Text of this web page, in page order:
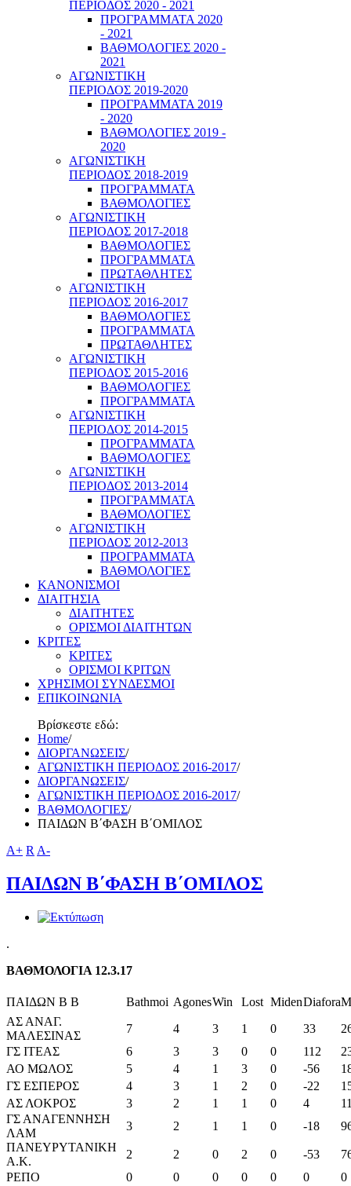
ΠΕΡΙΟΔΟΣ 2020 - 2021
ΠΡΟΓΡΑΜΜΑΤΑ 2020
- 2021
ΒΑΘΜΟΛΟΓΙΕΣ 2020 -
2021
ΑΓΩΝΙΣΤΙΚΗ
ΠΕΡΙΟΔΟΣ 2019-2020
ΠΡΟΓΡΑΜΜΑΤΑ 2019
- 2020
ΒΑΘΜΟΛΟΓΙΕΣ 2019 -
2020
ΑΓΩΝΙΣΤΙΚΗ
ΠΕΡΙΟΔΟΣ 2018-2019
ΠΡΟΓΡΑΜΜΑΤΑ
ΒΑΘΜΟΛΟΓΙΕΣ
ΑΓΩΝΙΣΤΙΚΗ
ΠΕΡΙΟΔΟΣ 2017-2018
ΒΑΘΜΟΛΟΓΙΕΣ
ΠΡΟΓΡΑΜΜΑΤΑ
ΠΡΩΤΑΘΛΗΤΕΣ
ΑΓΩΝΙΣΤΙΚΗ
ΠΕΡΙΟΔΟΣ 2016-2017
ΒΑΘΜΟΛΟΓΙΕΣ
ΠΡΟΓΡΑΜΜΑΤΑ
ΠΡΩΤΑΘΛΗΤΕΣ
ΑΓΩΝΙΣΤΙΚΗ
ΠΕΡΙΟΔΟΣ 2015-2016
ΒΑΘΜΟΛΟΓΙΕΣ
ΠΡΟΓΡΑΜΜΑΤΑ
ΑΓΩΝΙΣΤΙΚΗ
ΠΕΡΙΟΔΟΣ 2014-2015
ΠΡΟΓΡΑΜΜΑΤΑ
ΒΑΘΜΟΛΟΓΙΕΣ
ΑΓΩΝΙΣΤΙΚΗ
ΠΕΡΙΟΔΟΣ 2013-2014
ΠΡΟΓΡΑΜΜΑΤΑ
ΒΑΘΜΟΛΟΓΙΕΣ
ΑΓΩΝΙΣΤΙΚΗ
ΠΕΡΙΟΔΟΣ 2012-2013
ΠΡΟΓΡΑΜΜΑΤΑ
ΒΑΘΜΟΛΟΓΙΕΣ
ΚΑΝΟΝΙΣΜΟΙ
ΔΙΑΙΤΗΣΙΑ
ΔΙΑΙΤΗΤΕΣ
ΟΡΙΣΜΟΙ ΔΙΑΙΤΗΤΩΝ
ΚΡΙΤΕΣ
ΚΡΙΤΕΣ
ΟΡΙΣΜΟΙ ΚΡΙΤΩΝ
ΧΡΗΣΙΜΟΙ ΣΥΝΔΕΣΜΟΙ
ΕΠΙΚΟΙΝΩΝΙΑ
Βρίσκεστε εδώ:
Home/
ΔΙΟΡΓΑΝΩΣΕΙΣ/
ΑΓΩΝΙΣΤΙΚΗ ΠΕΡΙΟΔΟΣ 2016-2017/
ΔΙΟΡΓΑΝΩΣΕΙΣ/
ΑΓΩΝΙΣΤΙΚΗ ΠΕΡΙΟΔΟΣ 2016-2017/
ΒΑΘΜΟΛΟΓΙΕΣ/
ΠΑΙΔΩΝ Β΄ΦΑΣΗ Β΄ΟΜΙΛΟΣ
A+ R A-
ΠΑΙΔΩΝ Β΄ΦΑΣΗ Β΄ΟΜΙΛΟΣ
.
ΒΑΘΜΟΛΟΓΙΑ 12.3.17
ΠΑΙΔΩΝ Β Β Bathmoi AgonesWin Lost MidenDiafora
ΑΣ ΑΝΑΓ.
ΜΑΛΕΣΙΝΑΣ
7 4 3 1 0 33
ΓΣ ΙΤΕΑΣ
6 3 3 0 0 112
ΑΟ ΜΩΛΟΣ
5 4 1 3 0 -56
ΓΣ ΕΣΠΕΡΟΣ
4 3 1 2 0 -22
ΑΣ ΛΟΚΡΟΣ
3 2 1 1 0 4
ΓΣ ΑΝΑΓΕΝΝΗΣΗ
ΛΑΜ
3 2 1 1 0 -18
ΠΑΝΕΥΡΥΤΑΝΙΚΗ
Α.Κ.
2 2 0 2 0 -53
ΡΕΠΟ
0 0 0 0 0 0 0